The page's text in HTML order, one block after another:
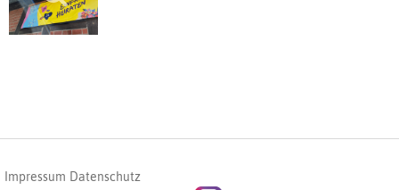
Impressum Datenschutz